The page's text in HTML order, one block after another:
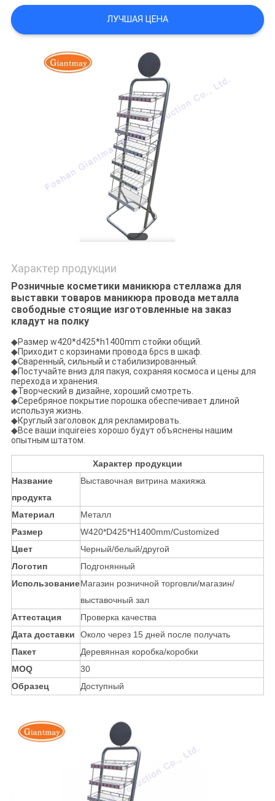
ЛУЧШАЯ ЦЕНА
Характер продукции
Розничные косметики маникюра стеллажа для
выставки товаров маникюра провода металла
свободные стоящие изготовленные на заказ
кладут на полку
◆Размер w420*d425*h1400mm стойки общий.
◆Приходит с корзинами провода 6pcs в шкаф.
◆Сваренный, сильный и стабилизированный.
◆Постучайте вниз для пакуя, сохраняя космоса и цены для
перехода и хранения.
◆Творческий в дизайне, хороший смотреть.
◆Серебряное покрытие порошка обеспечивает длиной
используя жизнь.
◆Круглый заголовок для рекламировать.
◆Все ваши inquireies хорошо будут объяснены нашим
опытным штатом.
Характер продукции
Название
продукта
Выставочная витрина макияжа
Материал
Металл
Размер
W420*D425*H1400mm/Customized
Цвет
Черный/белый/другой
Логотип
Подгонянный
ИспользованиеМагазин розничной торговли/магазин/
выставочный зал
Аттестация
Проверка качества
Дата доставки
Около через 15 дней после получать
Пакет
Деревянная коробка/коробки
MOQ
30
Образец
Доступный